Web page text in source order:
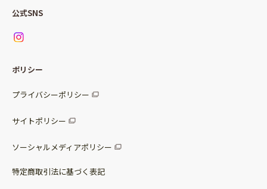
パッケージサラダ
惣菜サラダ
調味料
お問い合わせ
公式SNS
ポリシー
プライバシーポリシー
サイトポリシー
ソーシャルメディアポリシー
特定商取引法に基づく表記